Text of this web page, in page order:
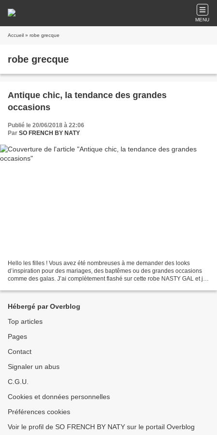
MENU
Accueil » robe grecque
robe grecque
Antique chic, la tendance des grandes
occasions
Publié le 20/06/2018 à 22:06
Par SO FRENCH BY NATY
Hello les filles ! Vous avez été nombreuses à me demander des looks
d’inspiration pour des mariages, des baptêmes ou des grandes occasions
comme des galas. J’ai complètement flashé sur cette robe NASTY GAL et je
Hébergé par Overblog
Top articles
Pages
Contact
Signaler un abus
C.G.U.
Cookies et données personnelles
Préférences cookies
Voir le profil de SO FRENCH BY NATY sur le portail Overblog